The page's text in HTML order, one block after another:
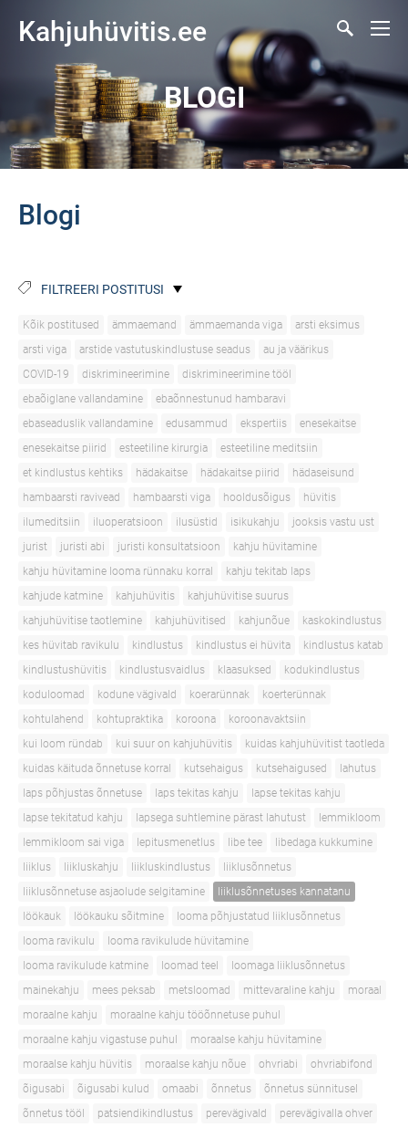
Kahjuhüvitis.ee
BLOGI
Blogi
FILTREERI POSTITUSI
Kõik postitused ämmaemand ämmaemanda viga
arsti eksimus
arsti viga
arstide vastutuskindlustuse seadus
au ja väärikus
COVID-19
diskrimineerimine
diskrimineerimine tööl
ebaõiglane vallandamine
ebaõnnestunud hambaravi
ebaseaduslik vallandamine
edusammud ekspertiis
enesekaitse
enesekaitse piirid
esteetiline kirurgia
esteetiline meditsiin
et kindlustus kehtiks
hädakaitse hädakaitse piirid
hädaseisund
hambaarsti ravivead
hambaarsti viga hooldusõigus
hüvitis
ilumeditsiin
iluoperatsioon ilusüstid isikukahju
jooksis vastu ust
jurist
juristi abi juristi konsultatsioon
kahju hüvitamine
kahju hüvitamine looma rünnaku korral
kahju tekitab laps
kahjude katmine
kahjuhüvitis
kahjuhüvitise suurus
kahjuhüvitise taotlemine
kahjuhüvitised kahjunõue
kaskokindlustus
kes hüvitab ravikulu
kindlustus kindlustus ei hüvita
kindlustus katab
kindlustushüvitis
kindlustusvaidlus klaasuksed
kodukindlustus
koduloomad
kodune vägivald koerarünnak
koerterünnak
kohtulahend
kohtupraktika koroona
koroonavaktsiin
kui loom ründab
kui suur on kahjuhüvitis
kuidas kahjuhüvitist taotleda
kuidas käituda õnnetuse korral
kutsehaigus kutsehaigused
lahutus
laps põhjustas õnnetuse
laps tekitas kahju
lapse tekitas kahju
lapse tekitatud kahju
lapsega suhtlemine pärast lahutust
lemmikloom
lemmikloom sai viga
lepitusmenetlus libe tee
libedaga kukkumine
liiklus
liikluskahju liikluskindlustus
liiklusõnnetus
liiklusõnnetuse asjaolude selgitamine
liiklusõnnetuses kannatanu
löökauk
löökauku sõitmine
looma põhjustatud liiklusõnnetus
looma ravikulu
looma ravikulude hüvitamine
looma ravikulude katmine
loomad teel
loomaga liiklusõnnetus
mainekahju
mees peksab metsloomad mittevaraline kahju
moraal
moraalne kahju
moraalne kahju tööõnnetuse puhul
moraalne kahju vigastuse puhul
moraalse kahju hüvitamine
moraalse kahju hüvitis
moraalse kahju nõue ohvriabi
ohvriabifond
õigusabi
õigusabi kulud omaabi õnnetus
õnnetus sünnitusel
õnnetus tööl
patsiendikindlustus perevägivald
perevägivalla ohver